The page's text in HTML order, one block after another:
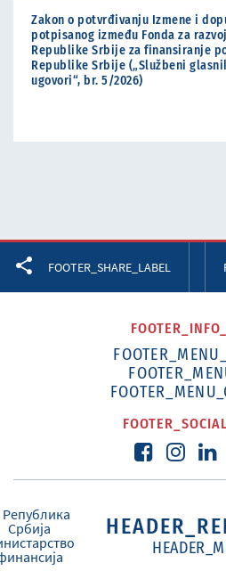
Zakon o potvrđivanju Izmene i
potpisanog između Fonda za
Republike Srbije za finansiranje
Republike Srbije („Službeni
ugovori“, br. 5/2026)
FOOTER_SHARE_LABEL